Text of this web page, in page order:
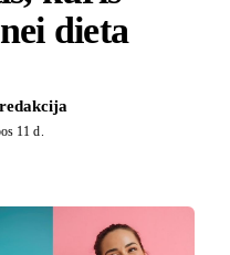
dieta
11 d.